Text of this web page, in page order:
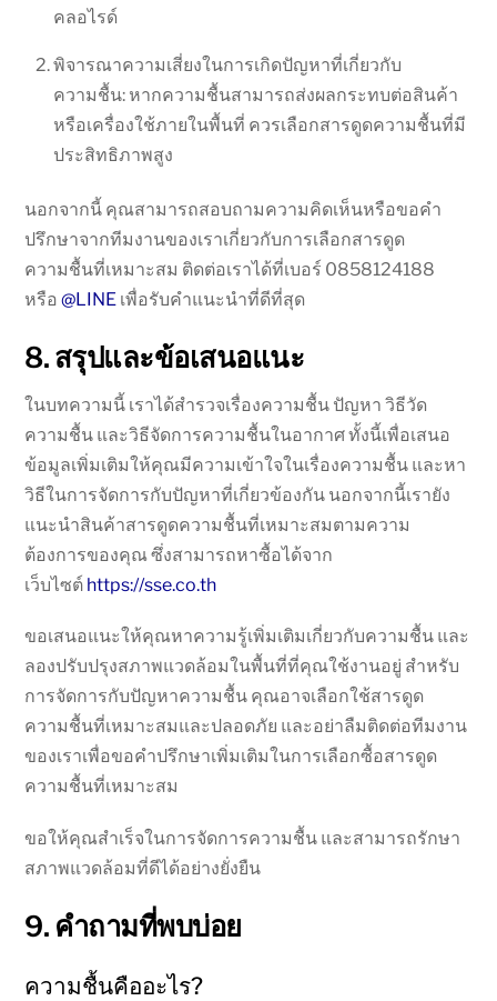
คลอไรด์
พิจารณาความเสี่ยงในการเกิดปัญหาที่เกี่ยวกับ
ความชื้น: หากความชื้นสามารถส่งผลกระทบต่อสินค้า
หรือเครื่องใช้ภายในพื้นที่ ควรเลือกสารดูดความชื้นที่มี
ประสิทธิภาพสูง
นอกจากนี้ คุณสามารถสอบถามความคิดเห็นหรือขอคำ
ปรึกษาจากทีมงานของเราเกี่ยวกับการเลือกสารดูด
ความชื้นที่เหมาะสม ติดต่อเราได้ที่เบอร์ 0858124188
หรือ@LINE เพื่อรับคำแนะนำที่ดีที่สุด
8. สรุปและข้อเสนอแนะ
ในบทความนี้ เราได้สำรวจเรื่องความชื้น ปัญหา วิธีวัด
ความชื้น และวิธีจัดการความชื้นในอากาศ ทั้งนี้เพื่อเสนอ
ข้อมูลเพิ่มเติมให้คุณมีความเข้าใจในเรื่องความชื้น และหา
วิธีในการจัดการกับปัญหาที่เกี่ยวข้องกัน นอกจากนี้เรายัง
แนะนำสินค้าสารดูดความชื้นที่เหมาะสมตามความ
ต้องการของคุณ ซึ่งสามารถหาซื้อได้จาก
เว็บไซต์ https://sse.co.th
ขอเสนอแนะให้คุณหาความรู้เพิ่มเติมเกี่ยวกับความชื้น และ
ลองปรับปรุงสภาพแวดล้อมในพื้นที่ที่คุณใช้งานอยู่ สำหรับ
การจัดการกับปัญหาความชื้น คุณอาจเลือกใช้สารดูด
ความชื้นที่เหมาะสมและปลอดภัย และอย่าลืมติดต่อทีมงาน
ของเราเพื่อขอคำปรึกษาเพิ่มเติมในการเลือกซื้อสารดูด
ความชื้นที่เหมาะสม
ขอให้คุณสำเร็จในการจัดการความชื้น และสามารถรักษา
สภาพแวดล้อมที่ดีได้อย่างยั่งยืน
9. คำถามที่พบบ่อย
ความชื้นคืออะไร?